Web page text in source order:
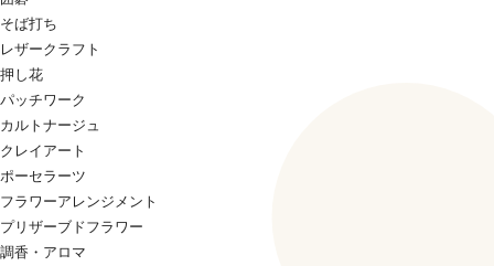
そば打ち
レザークラフト
押し花
パッチワーク
カルトナージュ
クレイアート
ポーセラーツ
フラワーアレンジメント
プリザーブドフラワー
調香・アロマ